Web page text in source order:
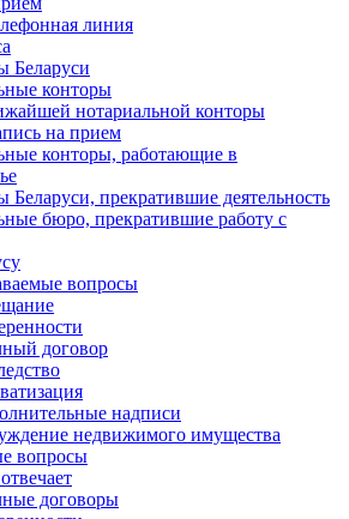
линия
Беларуси
конторы
нотариальной конторы
на прием
конторы, работающие в
Беларуси, прекратившие деятельность
бюро, прекратившие работу с
вопросы
договор
надписи
недвижимого имущества
вопросы
договоры